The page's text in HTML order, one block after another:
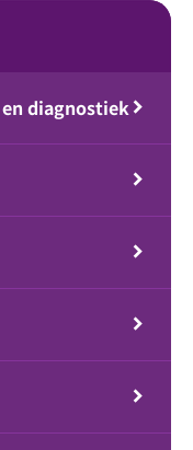
diagnostiek